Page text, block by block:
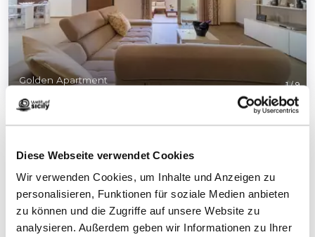
Diese Webseite verwendet Cookies
Wir verwenden Cookies, um Inhalte und Anzeigen zu
personalisieren, Funktionen für soziale Medien anbieten
zu können und die Zugriffe auf unsere Website zu
analysieren. Außerdem geben wir Informationen zu Ihrer
Kontakte:
Golden Apartment
Via san giovanni bosco, 36
Golden Apartment 1/9